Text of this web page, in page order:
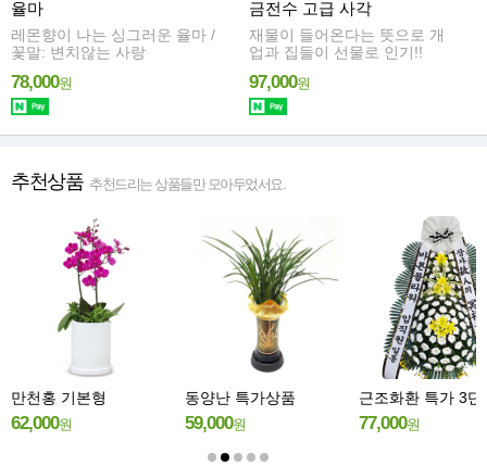
율마
레몬향이 나는 싱그러운 율마 /
꽃말: 변치않는 사랑
78,000원
금전수 고급 사각
재물이 들어온다는 뜻으로 개
업과 집들이 선물로 인기!!
97,000원
추천상품 추천드리는 상품들만 모아두었서요.
만천홍 기본형
62,000원
동양난 특가상품
59,000원
근조화환 특가 3단
77,000원